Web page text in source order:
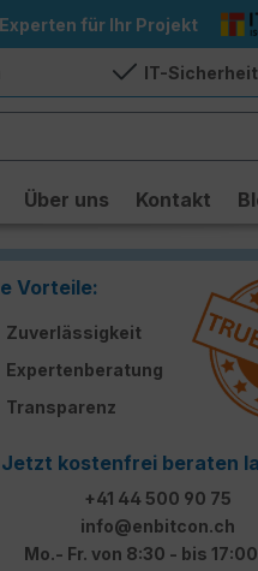
für Ihr Projekt
IT-
Über uns Kontakt
Vorteile:
Zuverlässigkeit
Expertenberatung
Transparenz
Jetzt kostenfrei beraten
+41 44 500 90 75
info@enbitcon.ch
Mo.- Fr. von 8:30 - bis